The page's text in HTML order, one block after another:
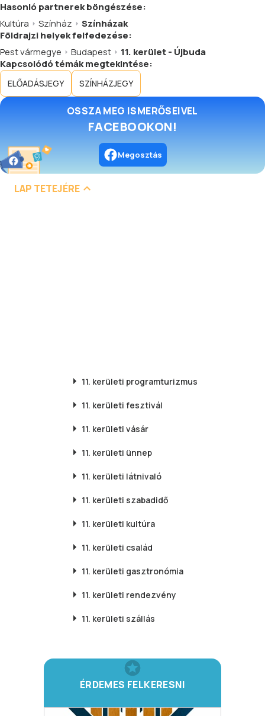
Hasonló partnerekböngészése:
Kultúra
Színház
Színházak
Földrajzi helyek felfedezése:
Pest vármegye
Budapest
11. kerület - Újbuda
Kapcsolódó témák megtekintése:
ELŐADÁSJEGY SZÍNHÁZJEGY
OSSZA MEG ISMERŐSEIVEL
FACEBOOKON!
Megosztás
LAP TETEJÉRE
11. kerületi programturizmus
11. kerületi fesztivál
11. kerületi vásár
11. kerületi ünnep
11. kerületi látnivaló
11. kerületi szabadidő
11. kerületi kultúra
11. kerületi család
11. kerületi gasztronómia
11. kerületi rendezvény
11. kerületi szállás
ÉRDEMES FELKERESNI